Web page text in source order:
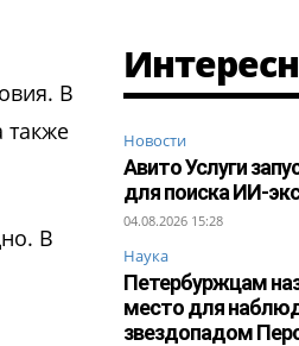
В
также
В
Новости
Авито Услуги
для поиска ИИ-
04.08.2026 15:28
Наука
Петербуржцам
место для
звездопадом